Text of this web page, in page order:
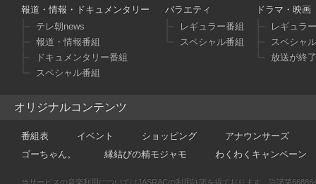
報道・情報・ドキュメンタリー
テレ朝news
報道・情報番組
ドキュメンタリー番組
スペシャル番組
バラエティ
レギュラー番組
スペシャル番組
ドラマ・映画
レギュラ
スペシャ
放送が終
オリジナルコンテンツ
番組表 イベント ショッピング
アナウンサーズ
ゴーちゃん。
縁結びの精モジャモ わくわくキャンペーン
当サービスの音楽利用についてはJASRACの利用許諾を得ております。許諾第